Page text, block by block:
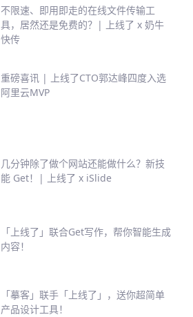
不限速、即用即走的在线文件传输工
具，居然还是免费的？| 上线了 x 奶牛
快传
重磅喜讯 | 上线了CTO郭达峰四度入选
阿里云MVP
几分钟除了做个网站还能做什么？新技
能 Get！| 上线了 x iSlide
「上线了」联合Get写作，帮你智能生成
内容！
「摹客」联手「上线了」，送你超简单
产品设计工具！